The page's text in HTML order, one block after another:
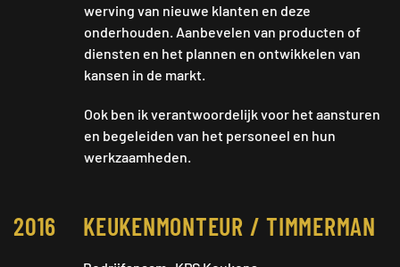
werving van nieuwe klanten en deze
onderhouden. Aanbevelen van producten of
diensten en het plannen en ontwikkelen van
kansen in de markt.
Ook ben ik verantwoordelijk voor het aansturen
en begeleiden van het personeel en hun
werkzaamheden.
2016 KEUKENMONTEUR / TIMMERMAN